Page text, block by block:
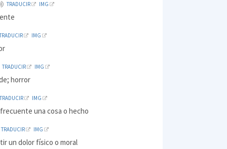
TRADUCIR IMG
IMG
TRADUCIR IMG
horror
TRADUCIR IMG
una cosa o hecho
TRADUCIR IMG
un dolor físico o moral